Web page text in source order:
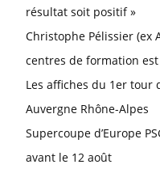
résultat soit positif »
Christophe Pélissier (ex
centres de formation
Les affiches du 1er tour
Auvergne Rhône-Alpes
Supercoupe d’Europe
avant le 12 août